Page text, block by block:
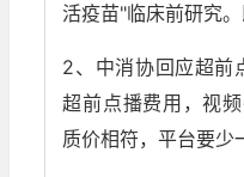
活疫苗"临床前研究。
2、中消协回应超前
超前点播费用，视
质价相符，平台要少